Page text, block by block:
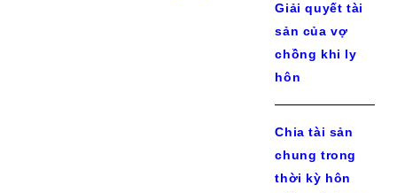
Giải quyết tài
sản của vợ
chồng khi ly
hôn
Chia tài sản
chung trong
thời kỳ hôn